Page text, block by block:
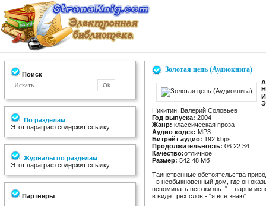
Поиск
По разделам
Этот параграф содержит ссылку.
Журналы по разделам
Этот параграф содержит ссылку.
Партнеры
Золотая цепь (Аудиокнига)
Никитин, Валерий Соловьев
Год выпуска: 2004
Жанр: классическая проза
Аудио кодек: MP3
Битрейт аудио: 192 kbps
Продолжительность: 06:22:34
Качество:отличное
Размер: 542.48 Мб
Таинственные обстоятельства
- в необыкновенный дом, где он
вспоминать всю жизнь: "... парни
в виде трех слов - "я все знаю".